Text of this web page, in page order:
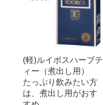
(軽)ルイボスハーブテ
ィー（煮出し用）
たっぷり飲みたい方
は、煮出し用がおす